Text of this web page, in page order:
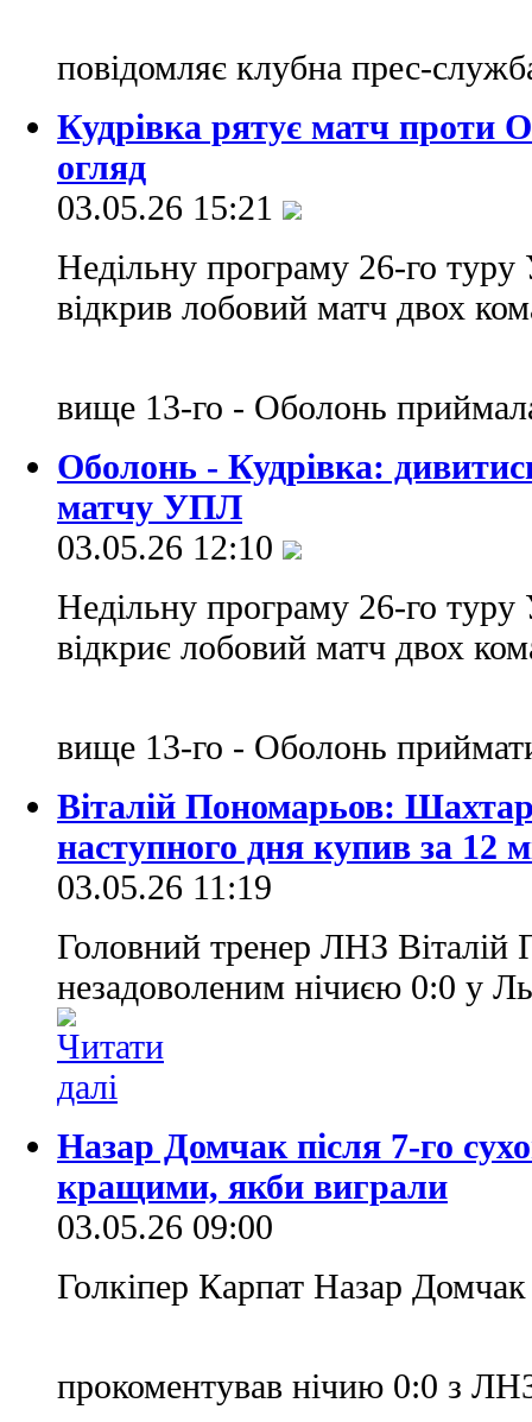
повідомляє клубна прес-
Кудрівка рятує матч проти
огляд
03.05.26 15:21
Недільну програму 26-го туру
відкрив лобовий матч двох
вище 13-го - Оболонь
Оболонь - Кудрівка:
матчу УПЛ
03.05.26 12:10
Недільну програму 26-го туру
відкриє лобовий матч двох
вище 13-го - Оболонь
Віталій Пономарьов:
наступного дня купив за 12
03.05.26 11:19
Головний тренер ЛНЗ Віталій
незадоволеним нічиєю 0:0 у
Назар Домчак після 7-го
кращими, якби виграли
03.05.26 09:00
Голкіпер Карпат Назар
прокоментував нічию 0:0 з